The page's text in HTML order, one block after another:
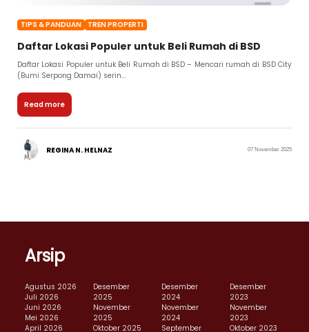
TIPS & PANDUAN TREN PROPERTI
Daftar Lokasi Populer untuk Beli Rumah di BSD
Daftar Lokasi Populer untuk Beli Rumah di BSD – Mencari rumah di BSD City
(Bumi Serpong Damai) serin...
Read more
REGINA N. HELNAZ 07 November 2025
Arsip
Agustus 2026
Juli 2026
Juni 2026
Mei 2026
April 2026
Desember
2025
November
2025
Oktober 2025
Desember
2024
November
2024
September
Desember
2023
November
2023
Oktober 2023